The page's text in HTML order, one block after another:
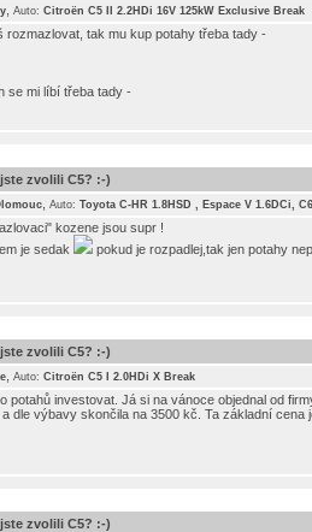
Auto: Citroën C5 II 2.2HDi 16V 125kW Exclusive Break
rozmazlovat, tak mu kup potahy třeba tady -
se mi líbí třeba tady -
zvolili C5? :-)
Auto: Toyota C-HR 1.8HSD , Espace V 1.6DCi,
kozene jsou supr !
je sedak
pokud je rozpadlej,tak jen potahy
zvolili C5? :-)
Auto: Citroën C5 I 2.0HDi X Break
potahů investovat. Já si na vánoce objednal od
dle výbavy skončila na 3500 kč. Ta základní cena
zvolili C5? :-)